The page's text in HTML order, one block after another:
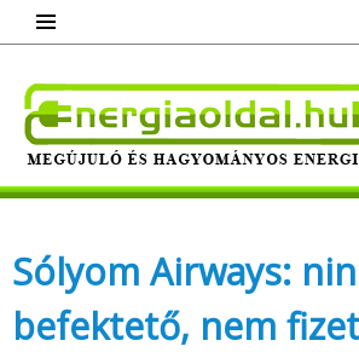
content
Megújuló és hagyományos
Sólyom Airways:
befektető, nem